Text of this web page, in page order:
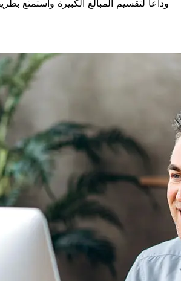
وداعاً لتقسيم المبالغ الكبيرة واستمتع